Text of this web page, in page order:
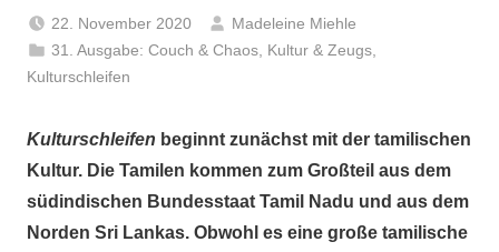
22. November 2020
Madeleine Miehle
31. Ausgabe: Couch & Chaos Kultur & Zeugs
Kulturschleifen
Kulturschleifen beginnt zunächst mit der tamilischen
Kultur. Die Tamilen kommen zum Großteil aus dem
südindischen Bundesstaat Tamil Nadu und aus dem
Norden Sri Lankas. Obwohl es eine große tamilische